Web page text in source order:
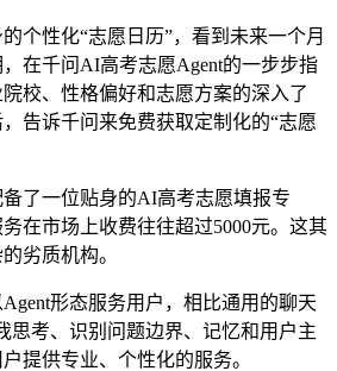
个性化“志愿日历”，看到未来一个月
在千问AI高考志愿Agent的一步步指
校、性格偏好和志愿方案的深入了
告诉千问来免费获取定制化的“志愿
了一位贴身的AI高考志愿填报专
在市场上收费往往超过5000元。这其
劣质机构。
形态服务用户，相比通用的聊天
思考、识别问题边界、记忆和用户主
提供专业、个性化的服务。